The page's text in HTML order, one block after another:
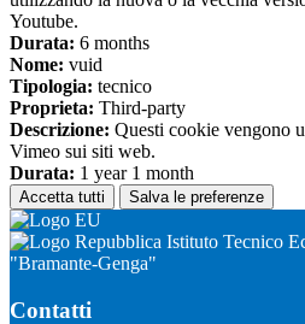
Youtube.
Durata: 6 months
Nome: vuid
Tipologia: tecnico
Proprieta: Third-party
Descrizione: Questi cookie vengono
Vimeo sui siti web.
Durata: 1 year 1 month
Accetta tutti Salva le preferenze
Istituto Tecnico
"Bramante-Genga"
Contatti